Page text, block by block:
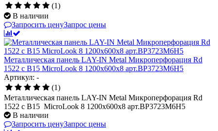
(1)
В наличии
Запросить ценуЗапрос цены
Металлическая панель LAY-IN Metal Микроперфорация Rd
1522 с В15 MicroLook 8 1200x600x8 арт.BP3723M6H5
Артикул: -
(1)
Металлическая панель LAY-IN Metal Микроперфорация Rd
1522 с В15 MicroLook 8 1200x600x8 арт.BP3723M6H5
В наличии
Запросить ценуЗапрос цены